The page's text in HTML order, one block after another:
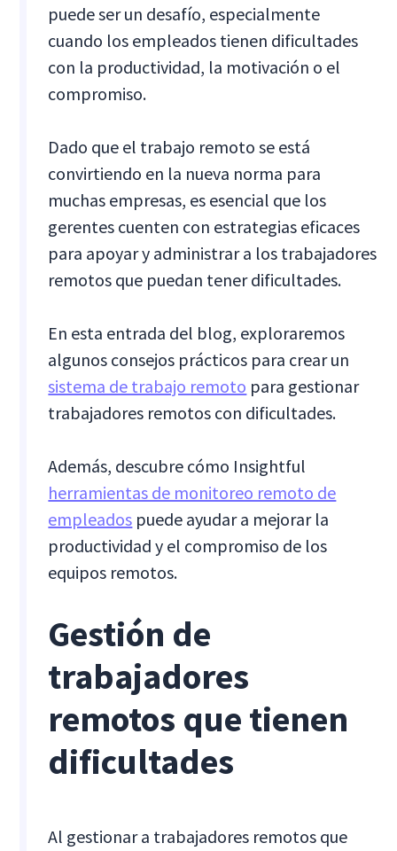
puede ser un desafío, especialmente
cuando los empleados tienen dificultades
con la productividad, la motivación o el
compromiso.
Dado que el trabajo remoto se está
convirtiendo en la nueva norma para
muchas empresas, es esencial que los
gerentes cuenten con estrategias eficaces
para apoyar y administrar a los trabajadores
remotos que puedan tener dificultades.
En esta entrada del blog, exploraremos
algunos consejos prácticos para crear un
sistema de trabajo remoto para gestionar
trabajadores remotos con dificultades.
Además, descubre cómo Insightful
herramientas de monitoreo remoto de
empleados puede ayudar a mejorar la
productividad y el compromiso de los
equipos remotos.
Gestión de
trabajadores
remotos que tienen
dificultades
Al gestionar a trabajadores remotos que